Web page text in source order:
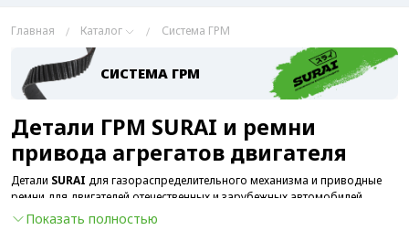
Главная Каталог Система ГРМ
СИСТЕМА ГРМ
Детали ГРМ SURAI и ремни
привода агрегатов двигателя
Детали SURAI для газораспределительного механизма и приводные
ремни для двигателей отечественных и зарубежных автомобилей
обеспечивают расчетный ресурс до замены ремней ГРМ и привода
Показать полностью